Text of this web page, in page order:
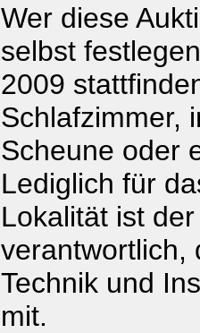
Wer diese
selbst
2009
Schlafzimmer,
Scheune oder
Lediglich für
Lokalität ist
verantwortlich,
Technik und
mit.